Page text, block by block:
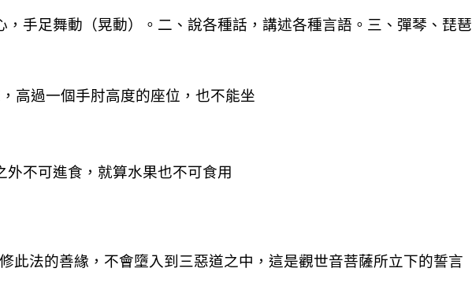
，手足舞動（晃動）。二、說各種話，講述各種言語。三、彈琴、琵琶
高過一個手肘高度的座位，也不能坐
外不可進食，就算水果也不可食用
此法的善緣，不會墮入到三惡道之中，這是觀世音菩薩所立下的誓言